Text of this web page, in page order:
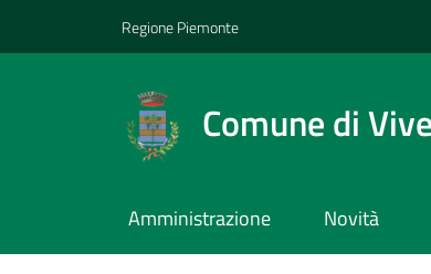
Regione Piemonte
Comune di
Amministrazione Novità